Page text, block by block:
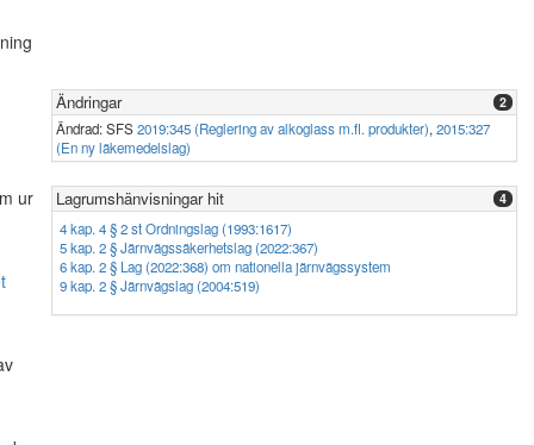
Ändringar 2
Ändrad: SFS2019:345 (Reglering av alkoglass m.fl. produkter),2015:327
(En ny läkemedelslag)
ur Lagrumshänvisningar hit 4
4 kap. 4 § 2 st Ordningslag (1993:1617)
5 kap. 2 § Järnvägssäkerhetslag (2022:367)
6 kap. 2 § Lag (2022:368) om nationella järnvägssystem
9 kap. 2 § Järnvägslag (2004:519)